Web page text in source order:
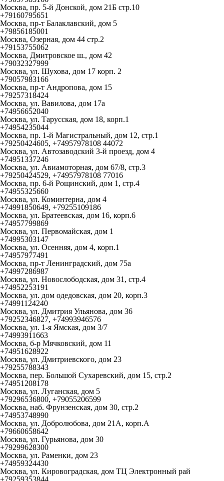
Москва, пр. 5-й Донской, дом 21Б стр.10
+79160795651
Москва, пр-т Балаклавский, дом 5
+79856185001
Москва, Озерная, дом 44 стр.2
+79153755062
Москва, Дмитровское ш., дом 42
+79032327999
Москва, ул. Шухова, дом 17 корп. 2
+79057983166
Москва, пр-т Андропова, дом 15
+79257318424
Москва, ул. Вавилова, дом 17а
+74956652040
Москва, ул. Тарусская, дом 18, корп.1
+74954235044
Москва, пр. 1-й Магистральный, дом 12, стр.1
+79250424605, +74957978108 44072
Москва, ул. Автозаводский 3-й проезд, дом 4
+74951337246
Москва, ул. Авиамоторная, дом 67/8, стр.3
+79250424529, +74957978108 77016
Москва, пр. 6-й Рощинский, дом 1, стр.4
+74955325660
Москва, ул. Коминтерна, дом 4
+74991850649, +79255109186
Москва, ул. Братеевская, дом 16, корп.6
+74957799869
Москва, ул. Первомайская, дом 1
+74995303147
Москва, ул. Осенняя, дом 4, корп.1
+74957977491
Москва, пр-т Ленинградский, дом 75а
+74997286987
Москва, ул. Новослободская, дом 31, стр.4
+74952253191
Москва, ул. дом одедовская, дом 20, корп.3
+74991124240
Москва, ул. Дмитрия Ульянова, дом 36
+79252346827, +74993946576
Москва, ул. 1-я Ямская, дом 3/7
+74993911663
Москва, б-р Мячковский, дом 11
+74951628922
Москва, ул. Дмитриевского, дом 23
+79255788343
Москва, пер. Большой Сухаревский, дом 15, стр.2
+74951208178
Москва, ул. Луганская, дом 5
+79296536800, +79055206599
Москва, наб. Фрунзенская, дом 30, стр.2
+74953748990
Москва, ул. Добролюбова, дом 21А, корп.А
+79660658642
Москва, ул. Гурьянова, дом 30
+79299628300
Москва, ул. Раменки, дом 23
+74959324430
Москва, ул. Кировоградская, дом ТЦ Электронный рай
+79259353844